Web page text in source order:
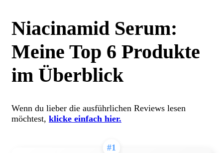
Niacinamid Serum:
Meine Top 6 Produkte
im Überblick
Wenn du lieber die ausführlichen Reviews lesen
möchtest, klicke einfach hier.
#1